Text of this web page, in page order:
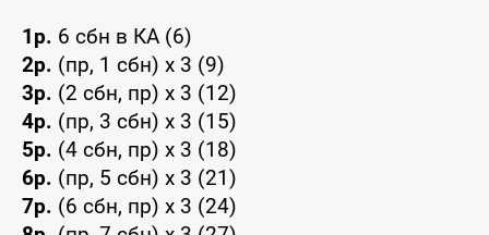
1р. 6 сбн в КА (6)
2р. (пр, 1 сбн) x 3 (9)
3р. (2 сбн, пр) x 3 (12)
4р. (пр, 3 сбн) x 3 (15)
5р. (4 сбн, пр) x 3 (18)
6р. (пр, 5 сбн) x 3 (21)
7р. (6 сбн, пр) x 3 (24)